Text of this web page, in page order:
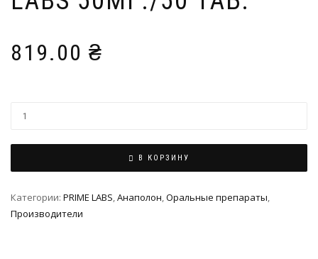
819.00 ₴
В КОРЗИНУ
Категории: PRIME LABS,Анаполон,Оральные препараты,
Производители